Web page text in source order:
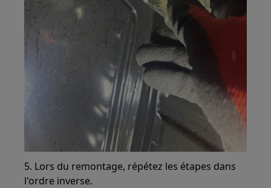
5. Lors du remontage, répétez les étapes dans
l'ordre inverse.